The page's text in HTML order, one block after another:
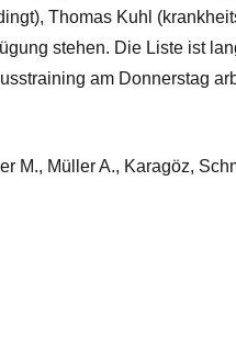
Thomas Kuhl
stehen. Die Liste ist
am Donnerstag
M., Müller A., Karagöz,